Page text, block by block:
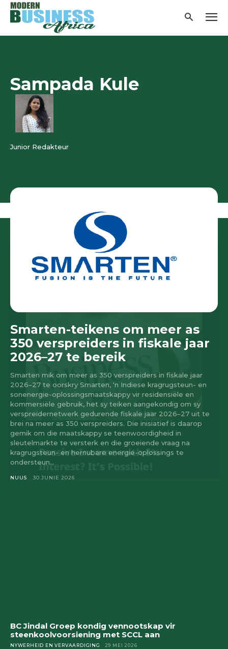
Sampada Kule
Junior Redakteur
Smarten-teikens om meer as
350 verspreiders in fiskale jaar
2026–27 te bereik
Smarten mik om meer as 350 verspreiders in fiskale jaar
2026–27 te oorskry Smarten, 'n Indiese kragrugsteun- en
sonenergie-oplossingsmaatskappy vir residensiële en
kommersiële gebruik, het sy teiken aangekondig om sy
verspreidernetwerk gedurende fiskale jaar 2026–27 uit te
brei na meer as 350 verspreiders. Die inisiatief is daarop
gemik om die maatskappy se teenwoordigheid in
sleutelmarkte te versterk en die groeiende vraag na
kragrugsteun- en hernubare energie-oplossings te
ondersteun...
NUUS 30 JUNIE 2026
BC Jindal Groep kondig vennootskap vir
steenkoolvoorsiening met SCCL aan
NYWERHEID EN VERVAARDIGING 29 MEI 2026